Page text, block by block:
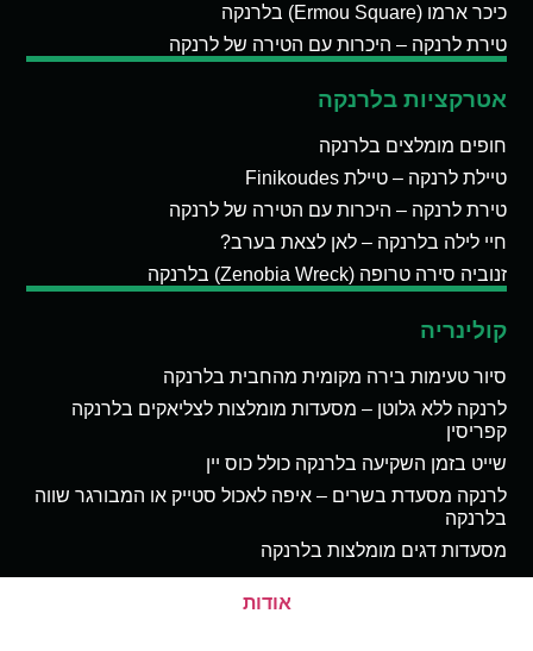
כיכר ארמו (Ermou Square) בלרנקה
טירת לרנקה – היכרות עם הטירה של לרנקה
אטרקציות בלרנקה
חופים מומלצים בלרנקה
טיילת לרנקה – טיילת Finikoudes
טירת לרנקה – היכרות עם הטירה של לרנקה
חיי לילה בלרנקה – לאן לצאת בערב?
זנוביה סירה טרופה (Zenobia Wreck) בלרנקה
קולינריה
סיור טעימות בירה מקומית מהחבית בלרנקה
לרנקה ללא גלוטן – מסעדות מומלצות לצליאקים בלרנקה
קפריסין
שייט בזמן השקיעה בלרנקה כולל כוס יין
לרנקה מסעדת בשרים – איפה לאכול סטייק או המבורגר שווה
בלרנקה
מסעדות דגים מומלצות בלרנקה
אודות